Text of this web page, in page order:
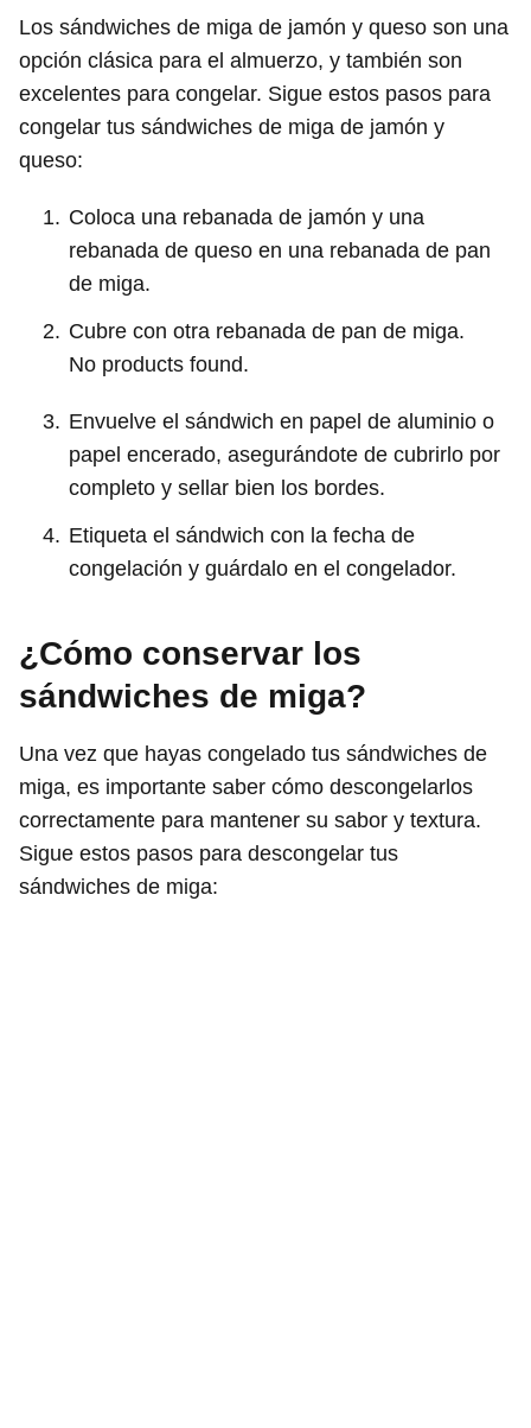
Los sándwiches de miga de jamón y queso son una
opción clásica para el almuerzo, y también son
excelentes para congelar. Sigue estos pasos para
congelar tus sándwiches de miga de jamón y
queso:
Coloca una rebanada de jamón y una
rebanada de queso en una rebanada de pan
de miga.
Cubre con otra rebanada de pan de miga.
No products found.
Envuelve el sándwich en papel de aluminio o
papel encerado, asegurándote de cubrirlo por
completo y sellar bien los bordes.
Etiqueta el sándwich con la fecha de
congelación y guárdalo en el congelador.
¿Cómo conservar los
sándwiches de miga?
Una vez que hayas congelado tus sándwiches de
miga, es importante saber cómo descongelarlos
correctamente para mantener su sabor y textura.
Sigue estos pasos para descongelar tus
sándwiches de miga: